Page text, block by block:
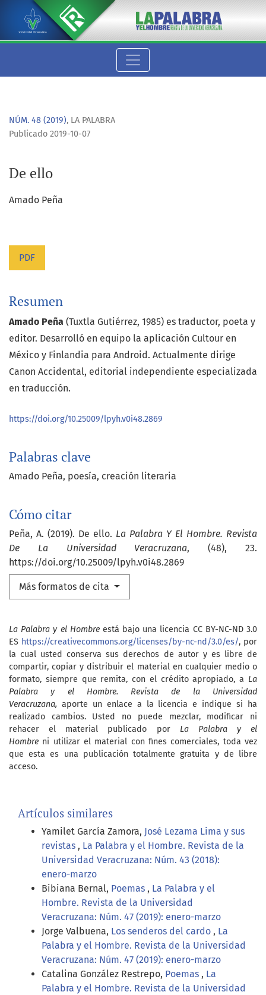
NÚM. 48 (2019), LA PALABRA
De ello
Publicado 2019-10-07
Amado Peña
PDF
Palabras clave
Amado Peña poesía creación literaria
Cómo citar
Peña, A. (2019). De ello. La Palabra Y El Hombre. Revista
De La Universidad Veracruzana, (48), 23.
https://doi.org/10.25009/lpyh.v0i48.2869
Más formatos de cita
Resumen
Amado Peña (Tuxtla Gutiérrez, 1985) es traductor, poeta y
editor. Desarrolló en equipo la aplicación Cultour en
México y Finlandia para Android. Actualmente dirige
Canon Accidental, editorial independiente especializada
en traducción.
https://doi.org/10.25009/lpyh.v0i48.2869
La Palabra y el Hombreestá bajo una licencia CC BY-NC-ND 3.0
ES https://creativecommons.org/licenses/by-nc-nd/3.0/es/, por
la cual usted conserva sus derechos de autor y es libre de
compartir, copiar y distribuir el material en cualquier medio o
formato, siempre que remita, con el crédito apropiado, a La
Palabra y el Hombre. Revista de la Universidad
Veracruzana, aporte un enlace a la licencia e indique si ha
realizado cambios. Usted no puede mezclar, modificar ni
rehacer el material publicado por La Palabra y el
Hombre ni utilizar el material con fines comerciales, toda vez
que esta es una publicación totalmente gratuita y de libre
acceso.
Artículos similares
Yamilet García Zamora, José Lezama Lima y sus
revistas , La Palabra y el Hombre. Revista de la
Universidad Veracruzana: Núm. 43 (2018):
enero-marzo
Bibiana Bernal, Poemas , La Palabra y el
Hombre. Revista de la Universidad
Veracruzana: Núm. 47 (2019): enero-marzo
Jorge Valbuena, Los senderos del cardo , La
Palabra y el Hombre. Revista de la Universidad
Veracruzana: Núm. 47 (2019): enero-marzo
Catalina González Restrepo, Poemas , La
Palabra y el Hombre. Revista de la Universidad